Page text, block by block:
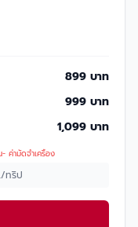
899 บาท
999 บาท
1,099 บาท
ค่ามัดจำเครื่อง
ทริป